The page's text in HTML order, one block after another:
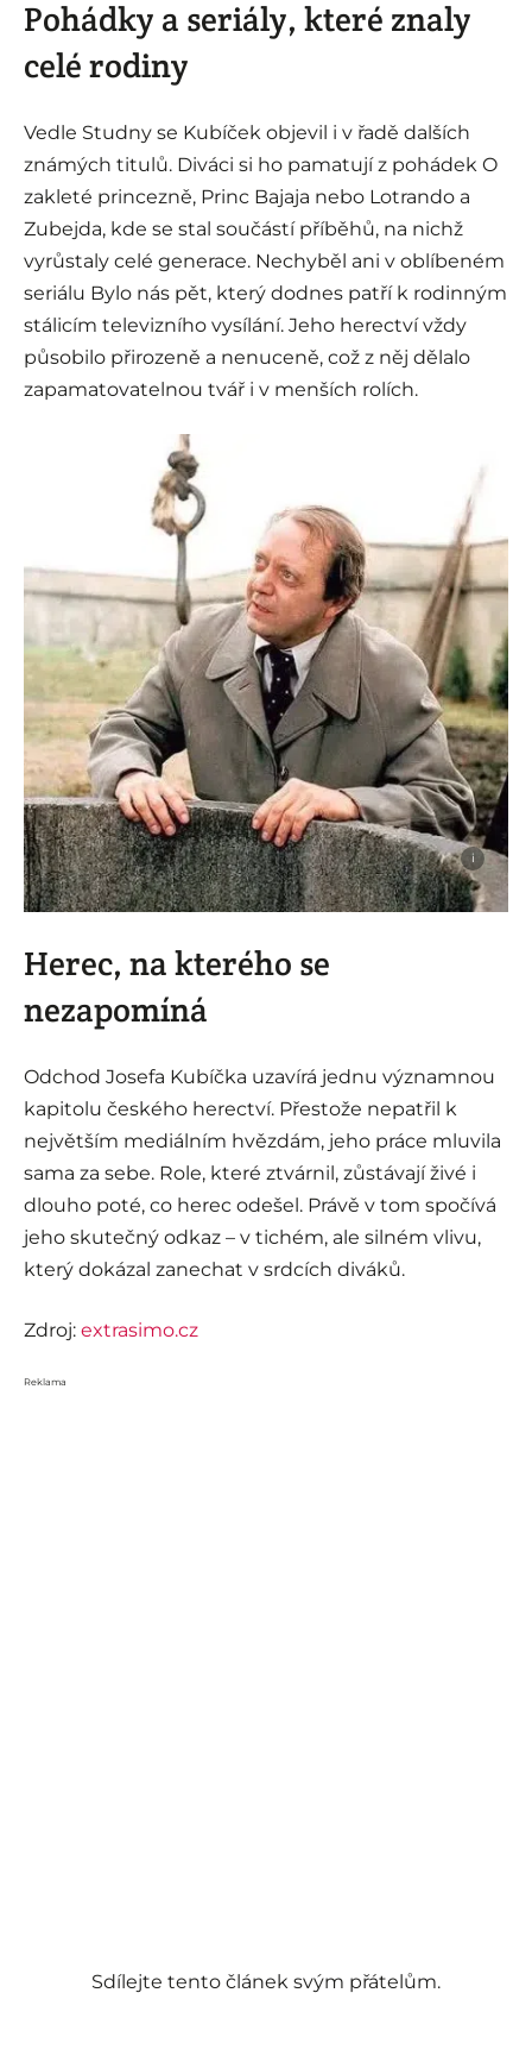
Pohádky a seriály, které znaly
celé rodiny
Vedle Studny se Kubíček objevil i v řadě dalších
známých titulů. Diváci si ho pamatují z pohádek O
zakleté princezně, Princ Bajaja nebo Lotrando a
Zubejda, kde se stal součástí příběhů, na nichž
vyrůstaly celé generace. Nechyběl ani v oblíbeném
seriálu Bylo nás pět, který dodnes patří k rodinným
stálicím televizního vysílání. Jeho herectví vždy
působilo přirozeně a nenuceně, což z něj dělalo
zapamatovatelnou tvář i v menších rolích.
i
Herec, na kterého se
nezapomíná
Odchod Josefa Kubíčka uzavírá jednu významnou
kapitolu českého herectví. Přestože nepatřil k
největším mediálním hvězdám, jeho práce mluvila
sama za sebe. Role, které ztvárnil, zůstávají živé i
dlouho poté, co herec odešel. Právě v tom spočívá
jeho skutečný odkaz – v tichém, ale silném vlivu,
který dokázal zanechat v srdcích diváků.
Zdroj: extrasimo.cz
Reklama
Sdílejte tento článek svým přátelům.